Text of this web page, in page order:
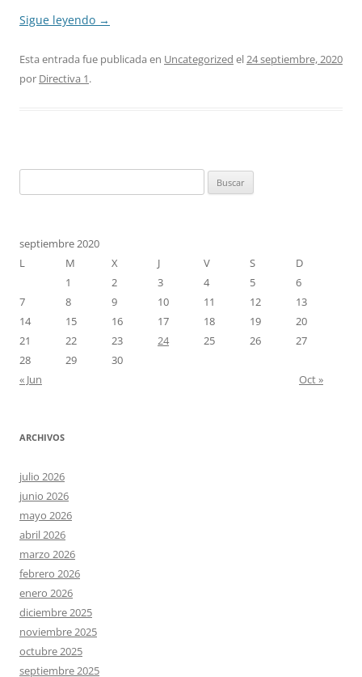
Sigue leyendo →
Esta entrada fue publicada en Uncategorized el24 septiembre, 2020
por Directiva 1.
septiembre 2020
L
M X J V S
D
1
2 3 4 5
6
7
8 9 10 11 12
13
14
15 16 17 18 19
20
21
22 23 24 25 26
27
28
29
30
« Jun
Oct »
ARCHIVOS
julio 2026
junio 2026
mayo 2026
abril 2026
marzo 2026
febrero 2026
enero 2026
diciembre 2025
noviembre 2025
octubre 2025
septiembre 2025